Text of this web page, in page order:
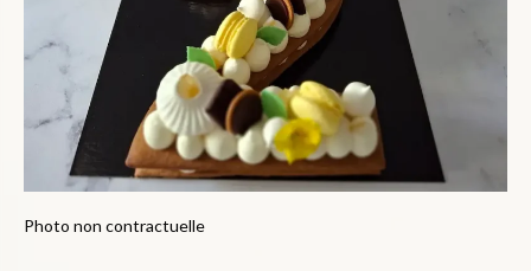
Photo non contractuelle